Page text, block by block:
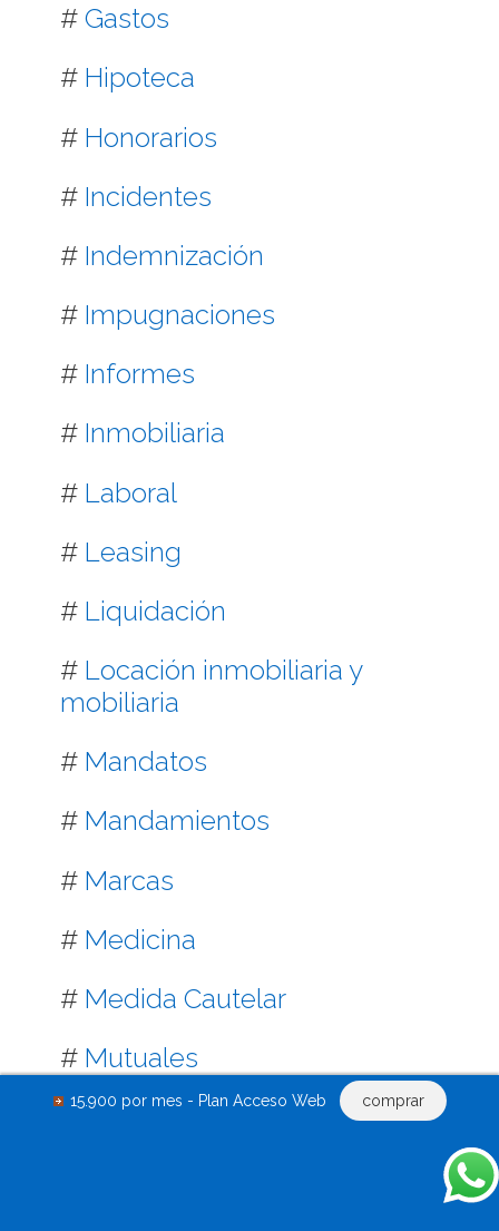
15.900 por mes - Plan Acceso Web comprar
# Gastos
# Hipoteca
# Honorarios
# Incidentes
# Indemnización
# Impugnaciones
# Informes
# Inmobiliaria
# Laboral
# Leasing
# Liquidación
# Locación inmobiliaria y
mobiliaria
# Mandatos
# Mandamientos
# Marcas
# Medicina
# Medida Cautelar
# Mutuales
#Mutuo